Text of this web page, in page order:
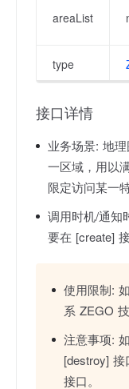
areaList
type
接口详情
业务场景: 地
一区域，用以
限定访问某一
调用时机/通知
要在 [create]
使用限制:
系 ZEGO 技
注意事项:
[destroy]
接口。